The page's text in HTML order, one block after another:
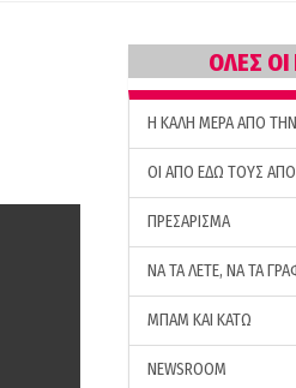
ΟΛΕΣ
H ΚΑΛΗ ΜΕΡΑ ΑΠΟ
ΟΙ ΑΠΟ ΕΔΩ ΤΟΥΣ ΑΠΟ
ΠΡΕΣΑΡΙΣΜΑ
ΝΑ ΤΑ ΛΕΤΕ, ΝΑ ΤΑ
ΜΠΑΜ ΚΑΙ ΚΑΤΩ
NEWSROOM